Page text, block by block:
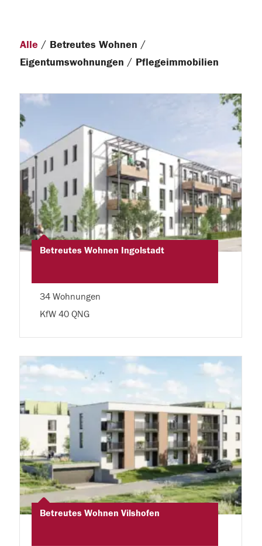
Alle / Betreutes Wohnen /
Eigentumswohnungen / Pflegeimmobilien
Betreutes Wohnen Ingolstadt
34 Wohnungen
KfW 40 QNG
Betreutes Wohnen Vilshofen